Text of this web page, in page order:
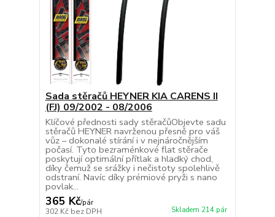
Sada stěračů HEYNER KIA CARENS II
(FJ) 09/2002 - 08/2006
Klíčové přednosti sady stěračůObjevte sadu
stěračů HEYNER navrženou přesně pro váš
vůz – dokonalé stírání i v nejnáročnějším
počasí. Tyto bezraménkové flat stěrače
poskytují optimální přítlak a hladký chod,
díky čemuž se srážky i nečistoty spolehlivě
odstraní. Navíc díky prémiové pryži s nano
povlak...
365 Kč/pár
302 Kč bez DPH Skladem 214 pár